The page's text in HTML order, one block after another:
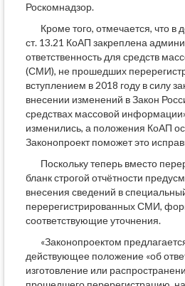
Роскомнадзор.
Кроме того, отмечается, что
ст. 13.21 КоАП закреплена
ответственность для средств
(СМИ), не прошедших
вступлением в 2018 году в силу
внесении изменений в Закон
средствах массовой
изменились, а положения КоАП
Законопроект поможет это
Поскольку теперь вместо
бланк строгой отчётности
внесения сведений в
перерегистрированных СМИ,
соответствующие уточнения.
«Законопроектом
действующее положение «об
изготовление или